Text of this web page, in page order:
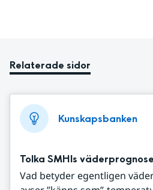
Relaterade sidor
Kunskapsbanken
Tolka SMHIs
Vad betyder egentligen